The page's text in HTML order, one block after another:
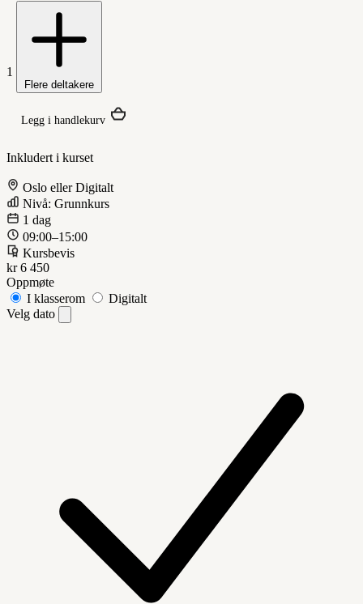
1
Flere deltakere
Legg i handlekurv
Inkludert i kurset
Oslo eller Digitalt
Nivå: Grunnkurs
1 dag
09:00–15:00
Kursbevis
kr 6 450
Oppmøte
I klasserom
Digitalt
Velg dato